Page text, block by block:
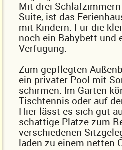
Mit drei
Suite, ist das
mit Kindern. Für die
noch ein Babybett
Verfügung.
Zum gepflegten
ein privater Pool mit
schirmen. Im Garten
Tischtennis oder auf
Hier lässt es sich gut
schattige Plätze zum
verschiedenen
laden zu einem netten